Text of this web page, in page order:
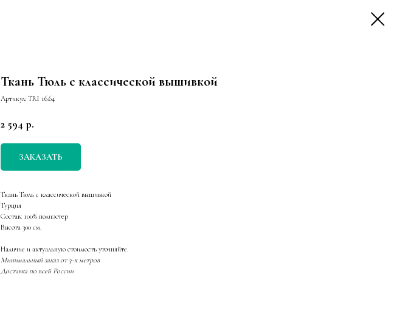
Ткань Тюль с классической вышивкой
Артикул: TRI 16.64
2 594 р.
ЗАКАЗАТЬ
Ткань Тюль с классической вышивкой
Турция
Состав: 100% полиэстер
Высота 300 см.
Наличие и актуальную стоимость уточняйте.
Минимальный заказ от 3-х метров
Доставка по всей России